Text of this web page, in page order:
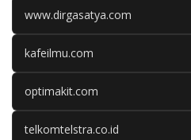
www.dirgasatya.com
kafeilmu.com
optimakit.com
telkomtelstra.co.id